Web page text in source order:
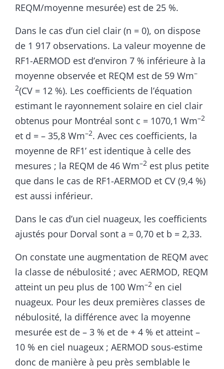
REQM/moyenne mesurée) est de 25 %.
Dans le cas d’un ciel clair (n = 0), on dispose
de 1 917 observations. La valeur moyenne de
RF1-AERMOD est d’environ 7 % inférieure à la
moyenne observée et REQM est de 59 Wm–
2(CV = 12 %). Les coefficients de l’équation
estimant le rayonnement solaire en ciel clair
obtenus pour Montréal sont c = 1070,1 Wm–2
et d = – 35,8 Wm–2. Avec ces coefficients, la
moyenne de RF1’ est identique à celle des
mesures ; la REQM de 46 Wm–2 est plus petite
que dans le cas de RF1-AERMOD et CV (9,4 %)
est aussi inférieur.
Dans le cas d’un ciel nuageux, les coefficients
ajustés pour Dorval sont a = 0,70 et b = 2,33.
On constate une augmentation de REQM avec
la classe de nébulosité ; avec AERMOD, REQM
atteint un peu plus de 100 Wm–2 en ciel
nuageux. Pour les deux premières classes de
nébulosité, la différence avec la moyenne
mesurée est de – 3 % et de + 4 % et atteint –
10 % en ciel nuageux ; AERMOD sous-estime
donc de manière à peu près semblable le